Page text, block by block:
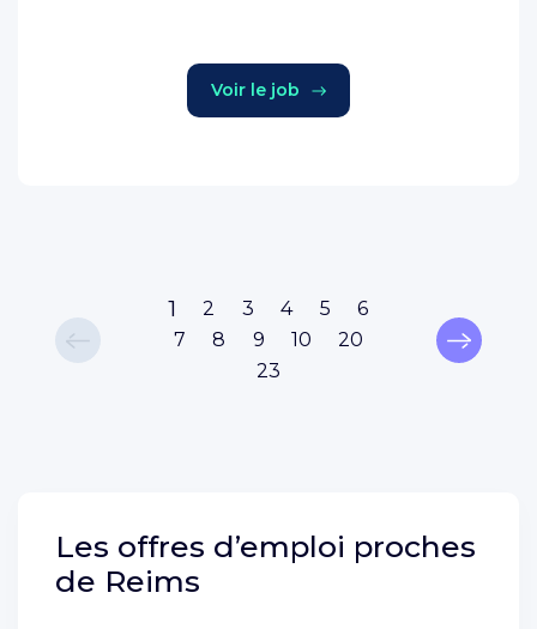
Voir le job
1 2 3 4 5
6
7
8 9 10
20
23
Les offres d’emploi proches
de Reims